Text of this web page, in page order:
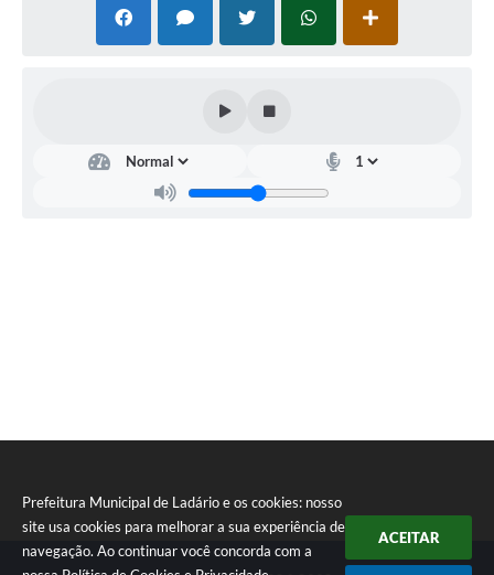
Prefeitura Municipal de Ladário e os cookies: nosso
site usa cookies para melhorar a sua experiência de
navegação. Ao continuar você concorda com a
ACEITAR